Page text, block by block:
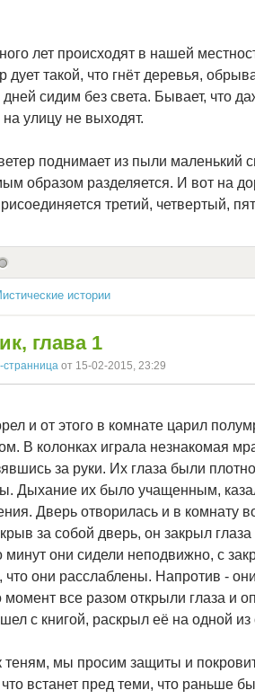
лет происходят в нашей
дует такой, что гнёт деревья,
дней сидим без света. Бывает, что
улицу не выходят.
поднимает из пыли маленький
образом разделяется. И вот на
третий, четвертый,
истории
глава 1
странница от 15-02-2015, 23:29
и от этого в комнате царил
В колонках играла незнакомая
за руки. Их глаза были
Дыхание их было учащенным,
Дверь отворилась и в комнату
за собой дверь, он закрыл
минут они сидели неподвижно, с
что они расслаблены. Напротив -
момент все разом открыли глаза и
с книгой, раскрыл её на одной из
теням, мы просим защиты и
что встанет пред теми, что раньше